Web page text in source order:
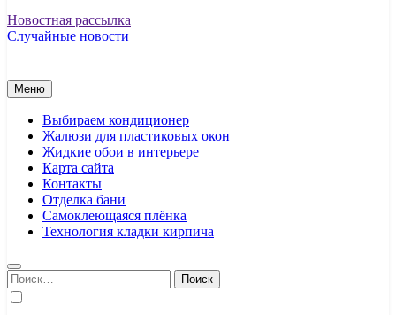
Новостная рассылка
Случайные новости
Меню
Выбираем кондиционер
Жалюзи для пластиковых окон
Жидкие обои в интерьере
Карта сайта
Контакты
Отделка бани
Самоклеющаяся плёнка
Технология кладки кирпича
Найти: